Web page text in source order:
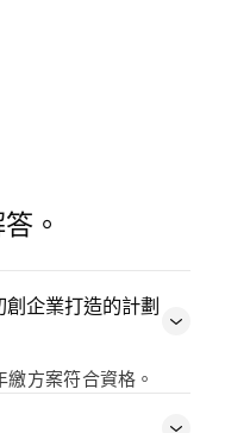
。
企業打造的計劃
方案符合資格。